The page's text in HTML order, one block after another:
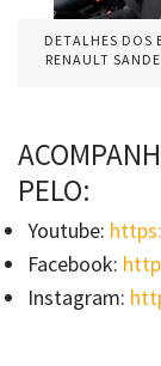
DETALHES DOS
RENAULT
PELO:
Youtube:
Facebook:
Instagram: